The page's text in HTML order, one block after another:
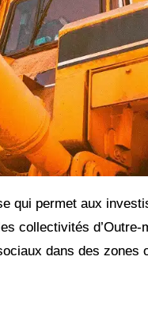
qui permet aux
collectivités
dans des